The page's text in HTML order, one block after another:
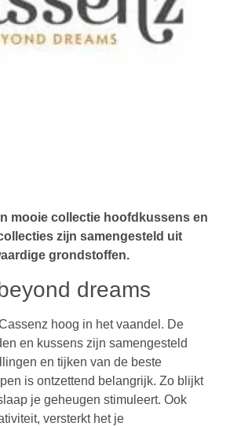
mooie collectie hoofdkussens en
zijn samengesteld uit
grondstoffen.
dreams
hoog in het vaandel. De
en kussens zijn samengesteld
en tijken van de beste
is ontzettend belangrijk. Zo blijkt
je geheugen stimuleert. Ook
versterkt het je